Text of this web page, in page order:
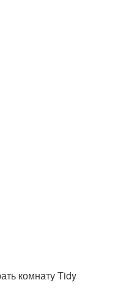
комнату Tidy